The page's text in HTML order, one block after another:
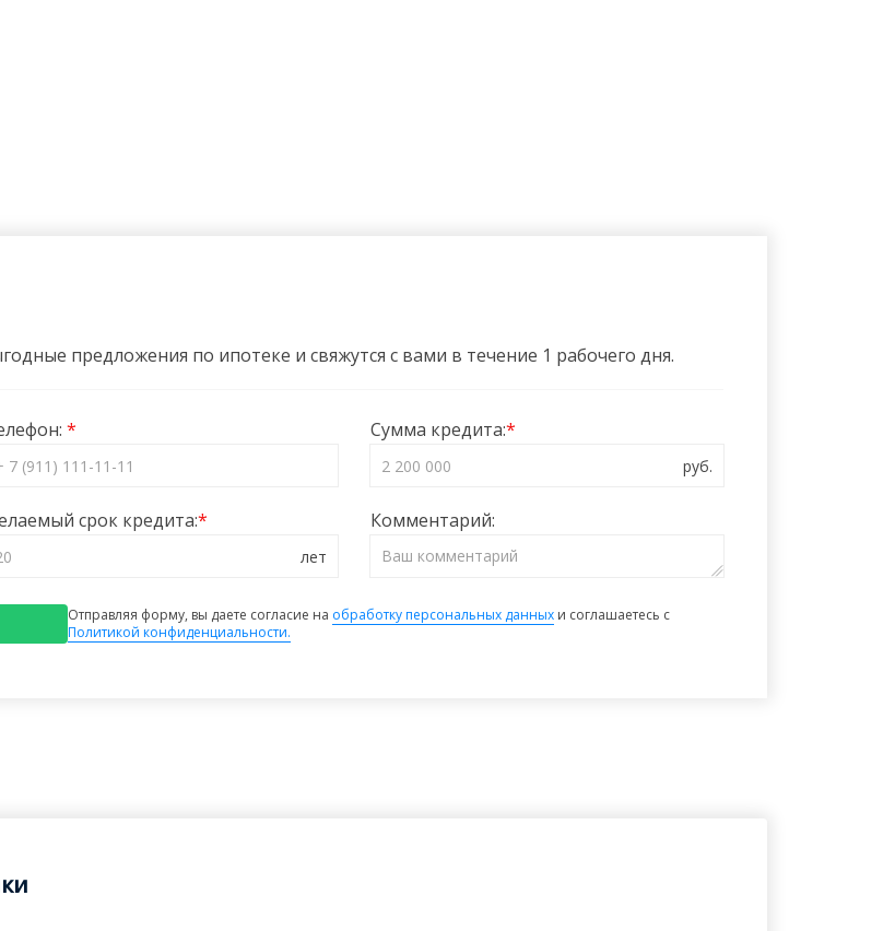
предложения по ипотеке и свяжутся с вами в течение 1 рабочего дня.
Сумма кредита:
срок кредита: Комментарий:
Отправляя форму, вы даете согласие на обработку персональных данных и соглашаетесь с
Политикой конфиденциальности.